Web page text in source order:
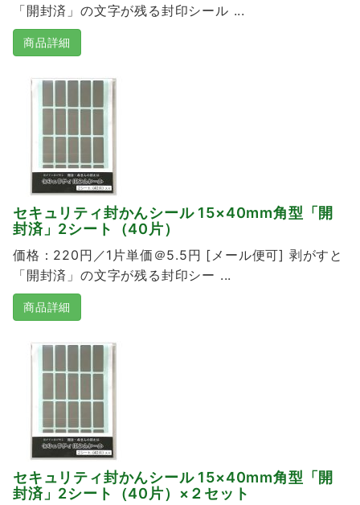
「開封済」の文字が残る封印シール ...
商品詳細
セキュリティ封かんシール 15×40mm角型「開
封済」2シート（40片）
価格：220円／1片単価＠5.5円 [メール便可] 剥がすと
「開封済」の文字が残る封印シー ...
商品詳細
セキュリティ封かんシール 15×40mm角型「開
封済」2シート（40片）×２セット